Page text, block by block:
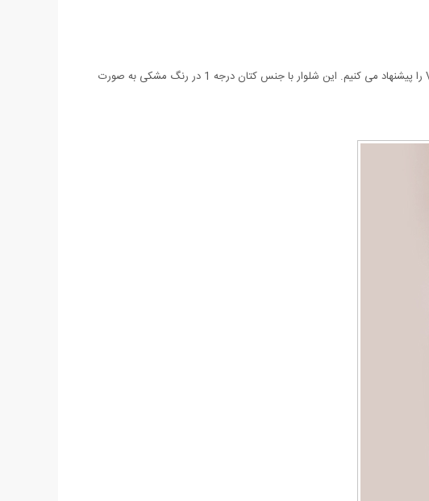
اگر به دنبال شلواری راحت و شیک با طراحی جدید هستید که در هر کجا بتوانید از آن استفاده کنید به شما شلوار اسلش طرح Volkan را پیشنهاد می کنیم. این شلوار با جنس کتان درجه 1 در رنگ مشکی به صورت